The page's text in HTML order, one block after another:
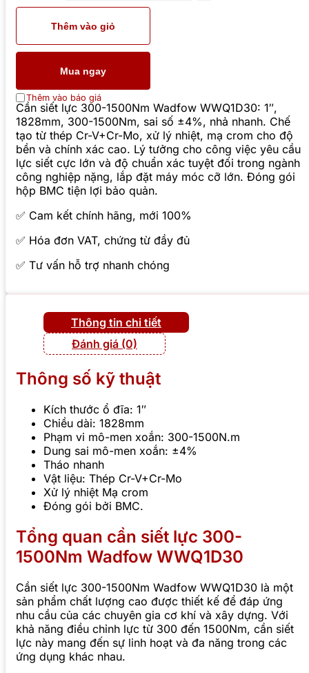
Thêm vào giỏ
Mua ngay
Thêm vào báo giá
Cần siết lực 300-1500Nm Wadfow WWQ1D30: 1″,
1828mm, 300-1500Nm, sai số ±4%, nhả nhanh. Chế
tạo từ thép Cr-V+Cr-Mo, xử lý nhiệt, mạ crom cho độ
bền và chính xác cao. Lý tưởng cho công việc yêu cầu
lực siết cực lớn và độ chuẩn xác tuyệt đối trong ngành
công nghiệp nặng, lắp đặt máy móc cỡ lớn. Đóng gói
hộp BMC tiện lợi bảo quản.
✅ Cam kết chính hãng, mới 100%
✅ Hóa đơn VAT, chứng từ đầy đủ
✅ Tư vấn hỗ trợ nhanh chóng
Thông tin chi tiết
Đánh giá (0)
Thông số kỹ thuật
Kích thước ổ đĩa: 1″
Chiều dài: 1828mm
Phạm vi mô-men xoắn: 300-1500N.m
Dung sai mô-men xoắn: ±4%
Tháo nhanh
Vật liệu: Thép Cr-V+Cr-Mo
Xử lý nhiệt Mạ crom
Đóng gói bởi BMC.
Tổng quan cần siết lực 300-
1500Nm Wadfow WWQ1D30
Cần siết lực 300-1500Nm Wadfow WWQ1D30 là một
sản phẩm chất lượng cao được thiết kế để đáp ứng
nhu cầu của các chuyên gia cơ khí và xây dựng. Với
khả năng điều chỉnh lực từ 300 đến 1500Nm, cần siết
lực này mang đến sự linh hoạt và đa năng trong các
ứng dụng khác nhau.